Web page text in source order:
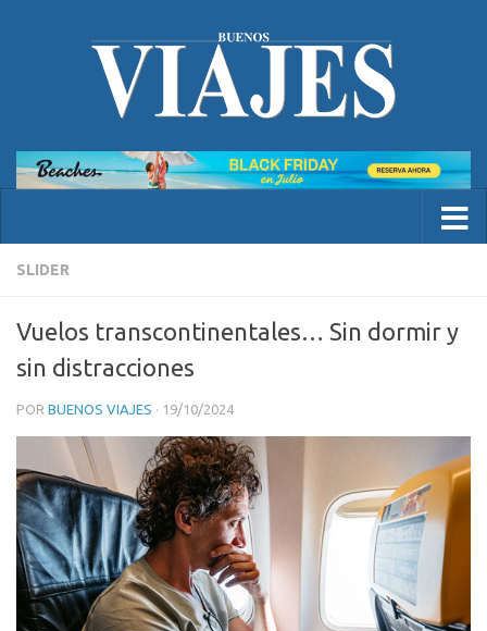
SLIDER
Vuelos transcontinentales… Sin dormir y
sin distracciones
POR BUENOS VIAJES · 19/10/2024